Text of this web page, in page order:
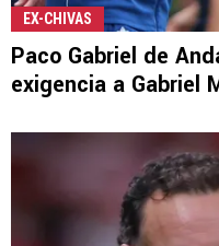
EX-CHIVAS
Paco Gabriel de
exigencia a Gabriel